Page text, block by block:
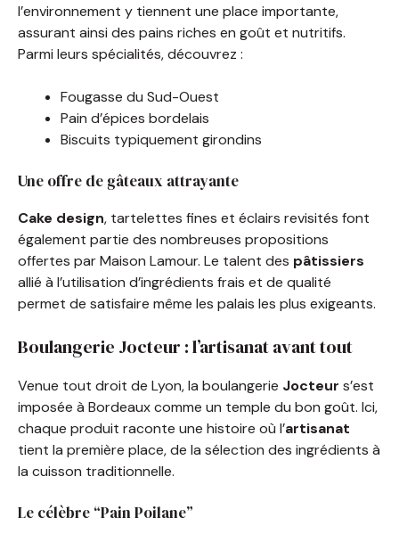
l’environnement y tiennent une place importante,
assurant ainsi des pains riches en goût et nutritifs.
Parmi leurs spécialités, découvrez :
Fougasse du Sud-Ouest
Pain d’épices bordelais
Biscuits typiquement girondins
Une offre de gâteaux attrayante
Cake design, tartelettes fines et éclairs revisités font
également partie des nombreuses propositions
offertes par Maison Lamour. Le talent des pâtissiers
allié à l’utilisation d’ingrédients frais et de qualité
permet de satisfaire même les palais les plus exigeants.
Boulangerie Jocteur : l’artisanat avant tout
Venue tout droit de Lyon, la boulangerie Jocteur s’est
imposée à Bordeaux comme un temple du bon goût. Ici,
chaque produit raconte une histoire où l’artisanat
tient la première place, de la sélection des ingrédients à
la cuisson traditionnelle.
Le célèbre “Pain Poilane”